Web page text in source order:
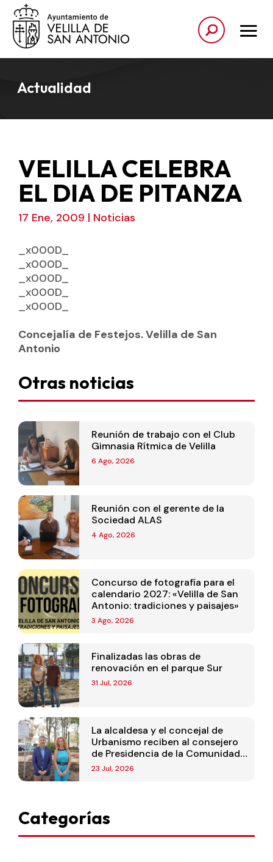
Actualidad
VELILLA CELEBRA
EL DIA DE PITANZA
17 Ene, 2009 | Noticias
_x000D_
_x000D_
_x000D_
_x000D_
_x000D_
Concejalía de Festejos. Velilla de San
Antonio
Otras noticias
Reunión de trabajo con el Club
Gimnasia Rítmica de Velilla
6 Ago, 2026
Reunión con el gerente de la
Sociedad ALAS
4 Ago, 2026
Concurso de fotografía para el
calendario 2027: «Velilla de San
Antonio: tradiciones y paisajes»
3 Ago, 2026
Finalizadas las obras de
renovación en el parque Sur
31 Jul, 2026
La alcaldesa y el concejal de
Urbanismo reciben al consejero
de Presidencia de la Comunidad
de Madrid
23 Jul, 2026
Categorías